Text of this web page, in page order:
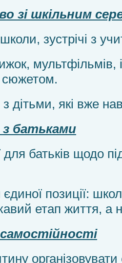
зі шкільним
зустрічі з
мультфільмів,
сюжетом.
дітьми, які вже
з батьками
для батьків щодо
позиції:
етап життя, а
організовувати